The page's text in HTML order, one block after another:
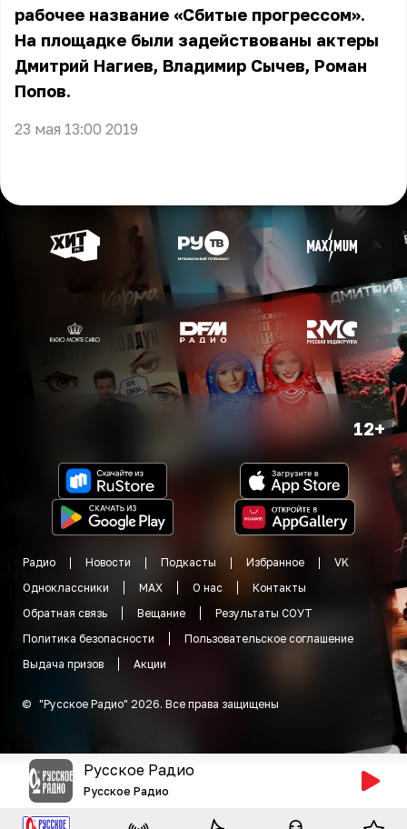
рабочее название «Сбитые прогрессом».
На площадке были задействованы актеры
Дмитрий Нагиев, Владимир Сычев, Роман
Попов.
23 мая 13:00 2019
12+
Радио Новости Подкасты Избранное
VK
Одноклассники
MAX О нас
Контакты
Обратная связь
Вещание
Результаты СОУТ
Политика безопасности
Пользовательское соглашение
Выдача призов
Акции
© "Русское Радио" 2026. Все права защищены
Русское Радио
Русское Радио